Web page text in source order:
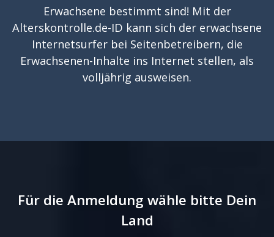
Erwachsene bestimmt sind! Mit der
Alterskontrolle.de-ID kann sich der erwachsene
Internetsurfer bei Seitenbetreibern, die
Erwachsenen-Inhalte ins Internet stellen, als
volljährig ausweisen.
Für die Anmeldung wähle bitte Dein
Land